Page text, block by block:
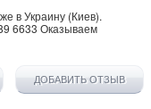
вУкраину (Киев).
6633 Оказываем
ДОБАВИТЬ ОТЗЫВ